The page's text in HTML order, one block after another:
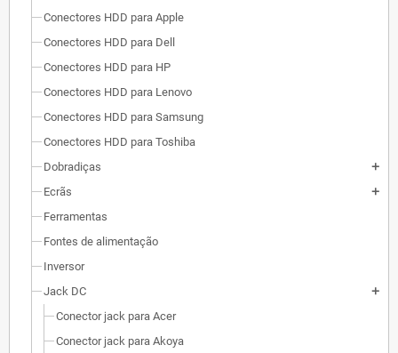
Conectores HDD para Apple
Conectores HDD para Dell
Conectores HDD para HP
Conectores HDD para Lenovo
Conectores HDD para Samsung
Conectores HDD para Toshiba
Dobradiças
add
Ecrãs add
Ferramentas
Fontes de alimentação
Inversor
Jack DC
add
Conector jack para Acer
Conector jack para Akoya